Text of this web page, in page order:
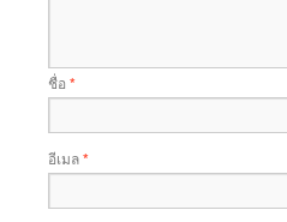
ชื่อ *
อีเมล*